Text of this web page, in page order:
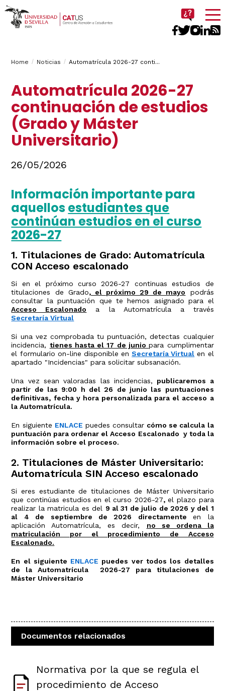
Imagen
Breadcrumbs
You
here:
Home Noticias Automatrícula 2026-27 conti...
Automatrícula 2026-27
continuación de estudios
(Grado y Máster
Universitario)
26/05/2026
Información importante para
aquellosestudiantes que
continúan estudios en el curso
2026-27
1. Titulaciones de Grado: Automatrícula
CON Acceso escalonado
Si en el próximo curso 2026-27 continuas estudios de
titulaciones de Grado, el próximo 29 de mayo podrás
consultar la puntuación que te hemos asignado para el
Acceso Escalonado a la Automatrícula a través
Secretaría Virtual
Si una vez comprobada tu puntuación, detectas cualquier
incidencia, tienes hasta el 17 de juniopara cumplimentar
el formulario on-line disponible enSecretaría Virtual en el
apartado "Incidencias" para solicitar subsanación.
Una vez sean valoradas las incidencias, publicaremos a
partir de las 9:00 h del 26 de junio las puntuaciones
definitivas, fecha y hora personalizada para el acceso a
la Automatrícula.
En siguiente ENLACE puedes consultar cómo se calcula la
puntuación para ordenar el Acceso Escalonado y toda la
información sobre el proceso.
2. Titulaciones de Máster Universitario:
Automatrícula SIN Acceso escalonado
Si eres estudiante de titulaciones de Máster Universitario
que continúas estudios en el curso 2026-27,el plazo para
realizar la matricula es del 9 al 31 de julio de 2026 y del 1
al 4 de septiembre de 2026 directamenteen la
aplicación Automatrícula, es decir, no se ordena la
matriculación por el procedimiento de Acceso
Escalonado.
En el siguiente ENLACE puedes ver todos los detalles
de la Automatrícula 2026-27 para titulaciones de
Máster Universitario
Documentos relacionados
Normativa por la que se regula el
procedimiento de Acceso